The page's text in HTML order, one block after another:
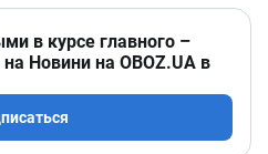
в курсе главного –
Новини на OBOZ.UA в